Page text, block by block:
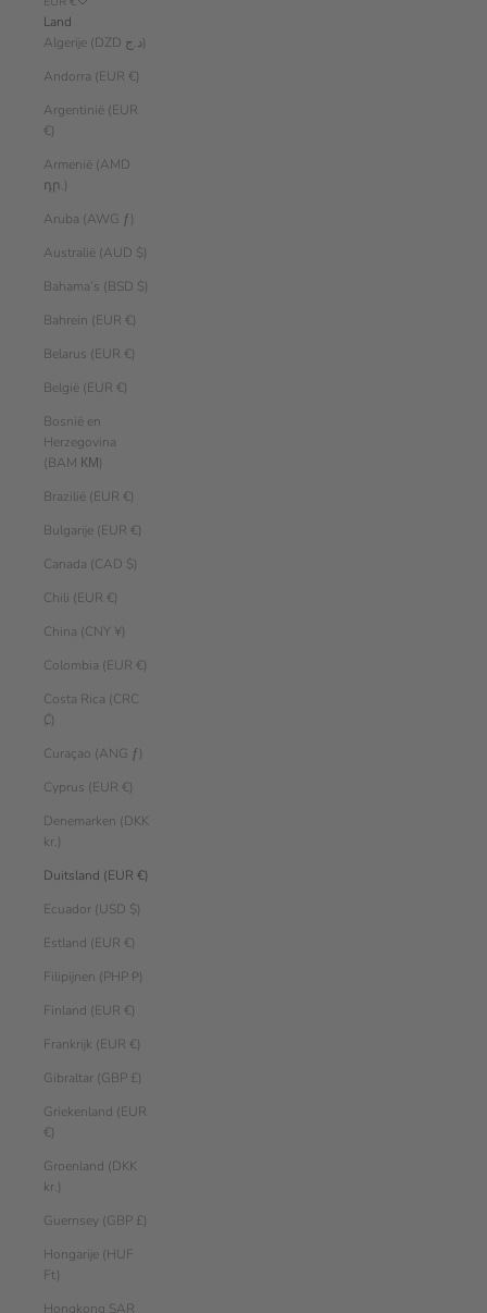
Land
Algerije (DZD د.ج)
Andorra (EUR €)
Argentinië (EUR
€)
Armenië (AMD
դր.)
Aruba (AWG ƒ)
Australië (AUD $)
Bahama’s (BSD $)
Bahrein (EUR €)
Belarus (EUR €)
België (EUR €)
Bosnië en
Herzegovina
(BAM КМ)
Brazilië (EUR €)
Bulgarije (EUR €)
Canada (CAD $)
Chili (EUR €)
China (CNY ¥)
Colombia (EUR €)
Costa Rica (CRC
₡)
Curaçao (ANG ƒ)
Cyprus (EUR €)
Denemarken (DKK
kr.)
Duitsland (EUR €)
Ecuador (USD $)
Estland (EUR €)
Filipijnen (PHP ₱)
Finland (EUR €)
Frankrijk (EUR €)
Gibraltar (GBP £)
Griekenland (EUR
€)
Groenland (DKK
kr.)
Guernsey (GBP £)
Hongarije (HUF
Ft)
Hongkong SAR